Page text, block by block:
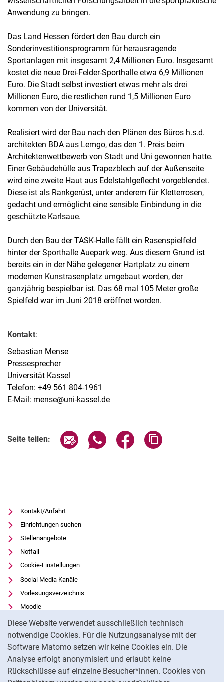
Diese Website verwendet ausschließlich technisch
notwendige Cookies. Für die Nutzungsanalyse mit der
Software Matomo setzen wir keine Cookies ein. Die
Analyse erfolgt anonymisiert und erlaubt keine
Rückschlüsse auf einzelne Besucher*innen. Cookies von
Anwendung zu bringen.
Das Land Hessen fördert den Bau durch ein
Sonderinvestitionsprogramm für herausragende
Sportanlagen mit insgesamt 2,4 Millionen Euro. Insgesamt
kostet die neue Drei-Felder-Sporthalle etwa 6,9 Millionen
Euro. Die Stadt selbst investiert etwas mehr als drei
Millionen Euro, die restlichen rund 1,5 Millionen Euro
kommen von der Universität.
Realisiert wird der Bau nach den Plänen des Büros h.s.d.
architekten BDA aus Lemgo, das den 1. Preis beim
Architektenwettbewerb von Stadt und Uni gewonnen hatte.
Einer Gebäudehülle aus Trapezblech auf der Außenseite
wird eine zweite Haut aus Edelstahlgeflecht vorgeblendet.
Diese ist als Rankgerüst, unter anderem für Kletterrosen,
gedacht und ermöglicht eine sensible Einbindung in die
geschützte Karlsaue.
Durch den Bau der TASK-Halle fällt ein Rasenspielfeld
hinter der Sporthalle Auepark weg. Aus diesem Grund ist
bereits ein in der Nähe gelegener Hartplatz zu einem
modernen Kunstrasenplatz umgebaut worden, der
ganzjährig bespielbar ist. Das 68 mal 105 Meter große
Spielfeld war im Juni 2018 eröffnet worden.
Kontakt:
Sebastian Mense
Pressesprecher
Universität Kassel
Telefon: +49 561 804-1961
E-Mail: mense@uni-kassel.de
Seite teilen: Seite über E-Mail teilen
Seite über WhatsApp teilen
Seite über Facebook
Kontakt/Anfahrt
Einrichtungen suchen
Stellenangebote
Notfall
Cookie-Einstellungen
Social Media Kanäle
Vorlesungsverzeichnis
Moodle
Panopto
Universitätsbibliothek
Datenschutz
Barrierefreiheit
Transparenter KI-Einsatz